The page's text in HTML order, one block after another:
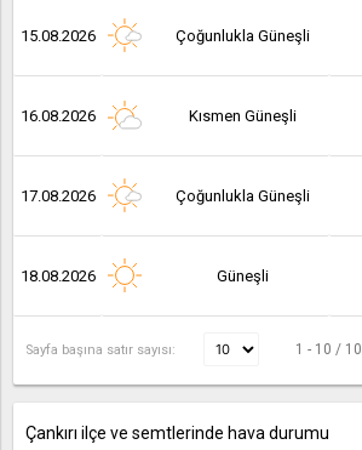
15.08.2026 Çoğunlukla Güneşli
16.08.2026 Kısmen Güneşli
17.08.2026 Çoğunlukla Güneşli
18.08.2026 Güneşli
Sayfa başına satır sayısı: 1 - 10 / 10
Çankırı ilçe ve semtlerinde hava durumu